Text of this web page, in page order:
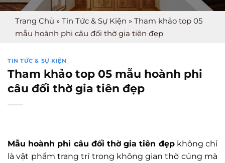
Trang Chủ » Tin Tức & Sự Kiện » Tham khảo top 05
mẫu hoành phi câu đối thờ gia tiên đẹp
TIN TỨC & SỰ KIỆN
Tham khảo top 05 mẫu hoành phi
câu đối thờ gia tiên đẹp
Mẫu hoành phi câu đối thờ gia tiên đẹpkhông chỉ
là vật phẩm trang trí trong không gian thờ cúng mà